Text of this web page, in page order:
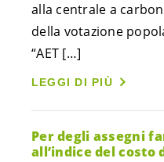
alla centrale a
della votazione
“AET […]
LEGGI DI PIÙ
Per degli assegni
all’indice del costo